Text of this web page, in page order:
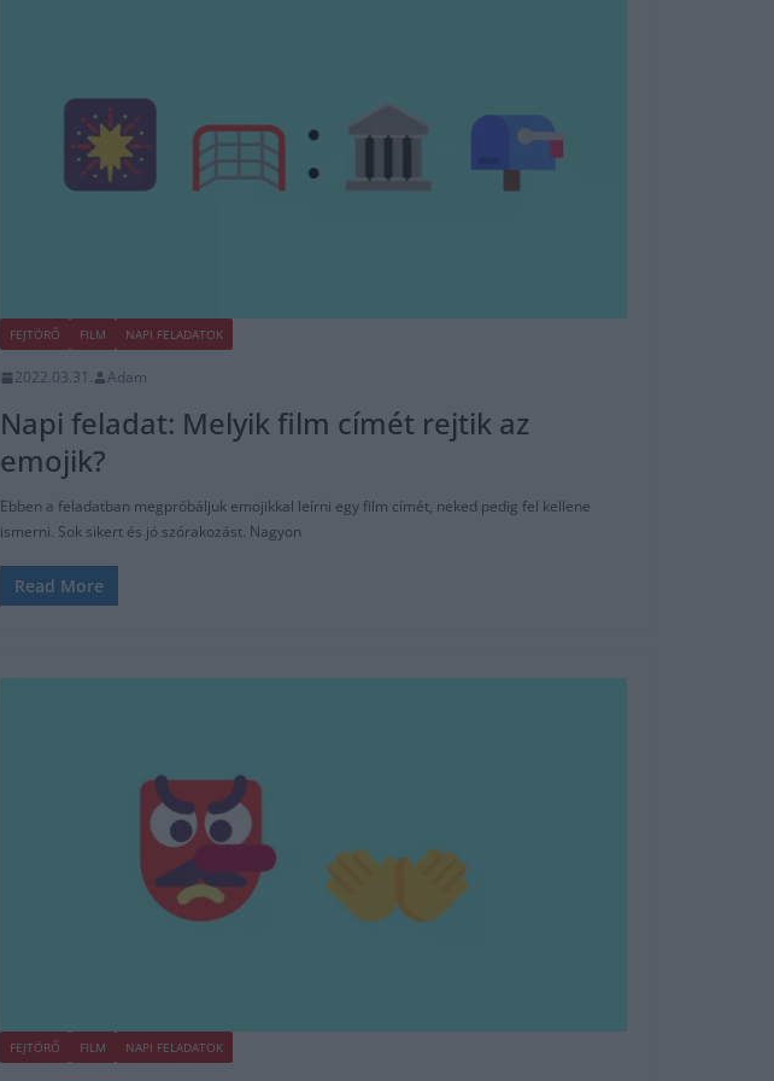
FEJTÖRŐ FILM NAPI FELADATOK
2022.03.31. Adam
Napi feladat: Melyik film címét rejtik az
emojik?
Ebben a feladatban megpróbáljuk emojikkal leírni egy film címét, neked pedig fel kellene
ismerni. Sok sikert és jó szórakozást. Nagyon
Read More
FEJTÖRŐ FILM NAPI FELADATOK